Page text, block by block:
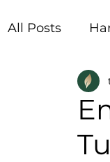
All Posts